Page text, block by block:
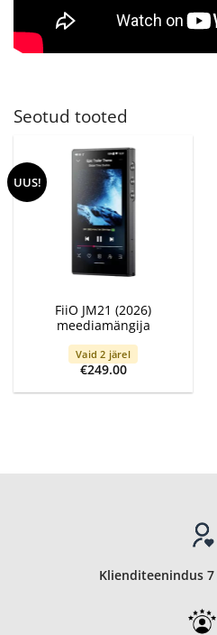
Seotud tooted
UUS!
FiiO JM21 (2026)
meediamängija
Vaid 2 järel
€249.00
Klienditeenindus 7